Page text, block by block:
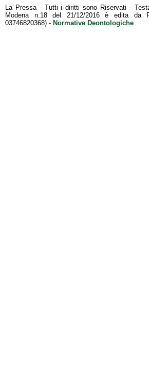
La Pressa - Tutti i diritti sono Riservati -
Modena n.18 del 21/12/2016 è edita da
03746820368) - Normative Deontologiche